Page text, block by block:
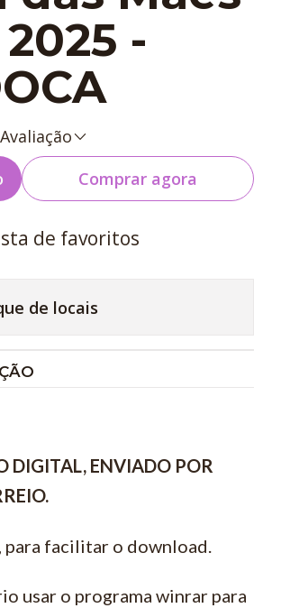
-
1 Avaliação
Comprar agora
de favoritos
de locais
DIGITAL, ENVIADO POR
para facilitar o download.
usar o programa winrar para